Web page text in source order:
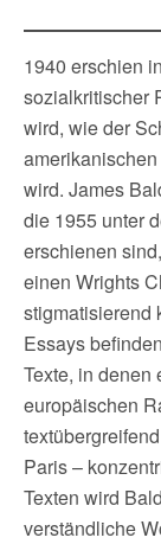
1940 erschien
sozialkritischer
wird, wie der
wird. James
die 1955 unter
erschienen
einen Wrights
stigmatisierend
Essays
Texte, in denen
europäischen
Paris –
Texten wird
verständliche